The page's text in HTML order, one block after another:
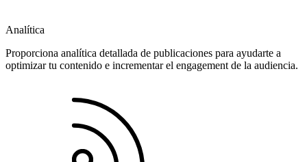
Analítica
Proporciona analítica detallada de publicaciones para ayudarte a
optimizar tu contenido e incrementar el engagement de la audiencia.